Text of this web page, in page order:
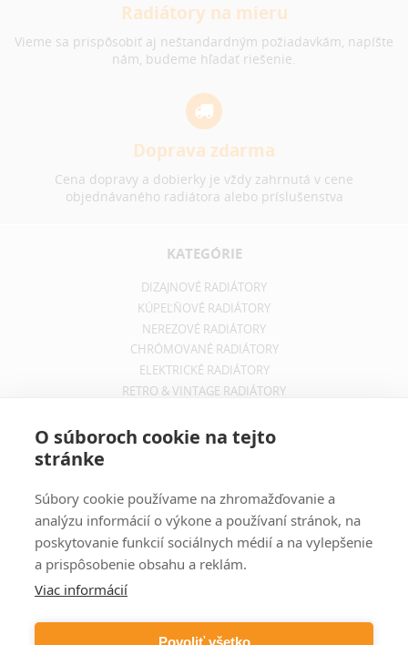
Radiátory na mieru
Vieme sa prispôsobiť aj neštandardným požiadavkám, napíšte
nám, budeme hľadať riešenie.
Doprava zdarma
Cena dopravy a dobierky je vždy zahrnutá v cene
objednávaného radiátora alebo príslušenstva
KATEGÓRIE
DIZAJNOVÉ RADIÁTORY
KÚPEĽŇOVÉ RADIÁTORY
NEREZOVÉ RADIÁTORY
CHRÓMOVANÉ RADIÁTORY
ELEKTRICKÉ RADIÁTORY
RETRO & VINTAGE RADIÁTORY
INFORMÁCIE O DOPRAVE
OCHRANA SÚKROMIA
Zadajte svoju e-mailovú adresu a budete vždy informovaný o
aktuálnych akciách, novinkách a zľavách z našej ponuky dizajnových
O súboroch cookie na tejto
stránke
Súbory cookie používame na zhromažďovanie a
analýzu informácií o výkone a používaní stránok, na
poskytovanie funkcií sociálnych médií a na vylepšenie
a prispôsobenie obsahu a reklám.
Viac informácií
Povoliť všetko